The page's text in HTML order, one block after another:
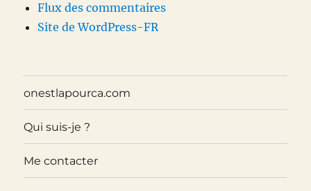
Flux des commentaires
Site de WordPress-FR
onestlapourca.com
Qui suis-je ?
Me contacter